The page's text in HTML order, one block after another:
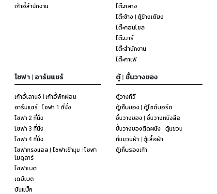
เก้าอี้สำนักงาน
โต๊ะกลาง
โต๊ะข้าง | ตู้ข้างเตียง
โต๊ะคอนโซล
โต๊ะบาร์
โต๊ะสำนักงาน
โต๊ะคาเฟ่
โซฟา | อาร์มแชร์
เก้าอี้เลานจ์ | เก้าอี้พักผ่อน
อาร์มแชร์ | โซฟา 1 ที่นั่ง
โซฟา 2 ที่นั่ง
โซฟา 3 ที่นั่ง
โซฟา 4 ที่นั่ง
โซฟาทรงแอล | โซฟาเข้ามุม | โซฟา
โมดูลาร์
โซฟาเบด
เดย์เบด
บีนแบ็ก
ตู้ | ชั้นวางของ
ตู้วางทีวี
ตู้เก็บของ | ตู้ไซด์บอร์ด
ชั้นวางของ | ชั้นวางหนังสือ
ชั้นวางของติดผนัง | ตู้แขวน
ที่แขวนผ้า | ตู้เสื้อผ้า
ตู้เก็บรองเท้า